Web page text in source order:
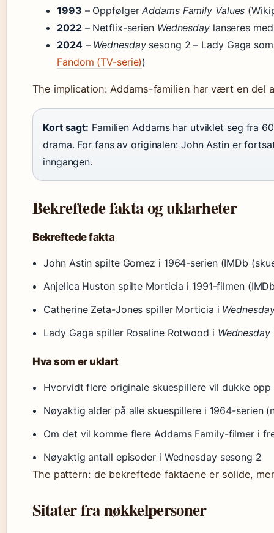
1993 – OppfølgerAddams Family Values
2022– Netflix-serien Wednesdaylanseres
2024– Wednesdaysesong 2 – Lady Gaga
Fandom (TV-serie))
The implication: Addams-familien har vært en del
Kort sagt: Familien Addams har utviklet seg fra
drama. For fans av originalen: John Astin er
inngangen.
Bekreftede fakta og uklarheter
Bekreftede fakta
John Astin spilte Gomez i 1964-serien (IMDb
Anjelica Huston spilte Morticia i 1991-filmen
Catherine Zeta-Jones spiller Morticia i
Lady Gaga spiller Rosaline Rotwood i Wednesday
Hva som er uklart
Hvorvidt flere originale skuespillere vil dukke
Nøyaktig alder på alle skuespillere i 1964-serien
Om det vil komme flere Addams Family-filmer i
Nøyaktig antall episoder i Wednesday sesong 2
The pattern: de bekreftede faktaene er solide,
Sitater fra nøkkelpersoner